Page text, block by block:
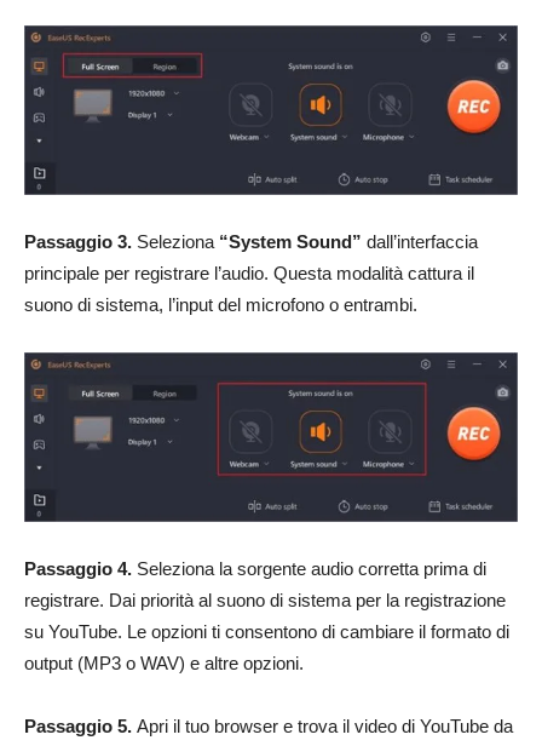
Passaggio 3. Seleziona “System Sound” dall’interfaccia
principale per registrare l’audio. Questa modalità cattura il
suono di sistema, l’input del microfono o entrambi.
Passaggio 4. Seleziona la sorgente audio corretta prima di
registrare. Dai priorità al suono di sistema per la registrazione
su YouTube. Le opzioni ti consentono di cambiare il formato di
output (MP3 o WAV) e altre opzioni.
Passaggio 5. Apri il tuo browser e trova il video di YouTube da